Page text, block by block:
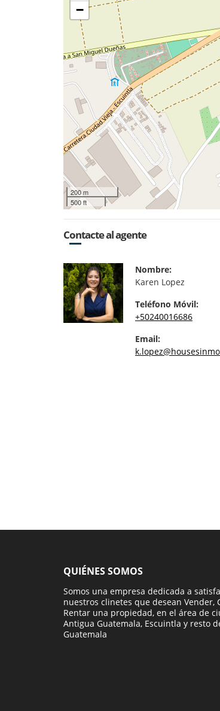
−
200 m
500 ft
Contacte al agente
Nombre:
Karen Lopez
Teléfono Móvil:
+50240016686
Email:
QUIÉNES SOMOS
Somos una empresa dedicada a
nuestros clinetes que desean Vender,
Rentar una propiedad, en el área de
Antigua Guatemala, Escuintla y resto
Guatemala